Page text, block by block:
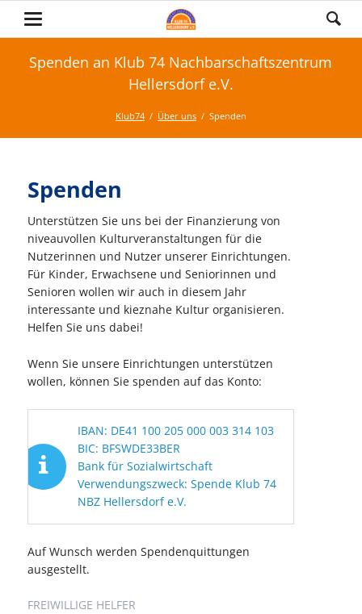
Spenden an Klub 74 Nachbarschaftszentrum
Hellersdorf e.V.
Klub74 Über uns Spenden
Spenden
Unterstützen Sie uns bei der Finanzierung von
niveauvollen Kulturveranstaltungen für die
Nutzerinnen und Nutzer unserer Einrichtungen.
Für Kinder, Erwachsene und Seniorinnen und
Senioren wollen wir auch in diesem Jahr
interessante und kieznahe Kultur organisieren.
Helfen Sie uns dabei!
Wenn Sie unsere Einrichtungen unterstützen
wollen, können Sie spenden auf das Konto:
IBAN: DE41 100 205 000 003 314 103
BIC: BFSWDE33BER
Bank für Sozialwirtschaft
Verwendungszweck: Spende Klub 74
NBZ Hellersdorf e.V.
Auf Wunsch werden Spendenquittungen
ausgestellt.
FREIWILLIGE HELFER